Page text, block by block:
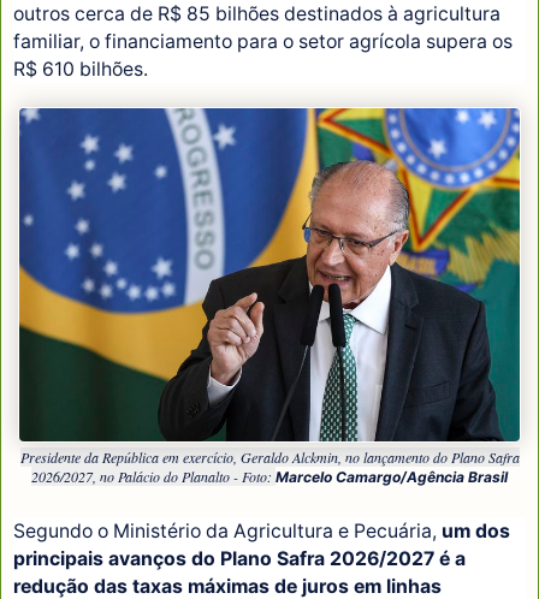
outros cerca de R$ 85 bilhões destinados à agricultura
familiar, o financiamento para o setor agrícola supera os
R$ 610 bilhões.
Presidente da República em exercício, Geraldo Alckmin, no lançamento do Plano Safra
2026/2027, no Palácio do Planalto - Foto: Marcelo Camargo/Agência Brasil
Segundo o Ministério da Agricultura e Pecuária, um dos
principais avanços do Plano Safra 2026/2027 é a
redução das taxas máximas de juros em linhas